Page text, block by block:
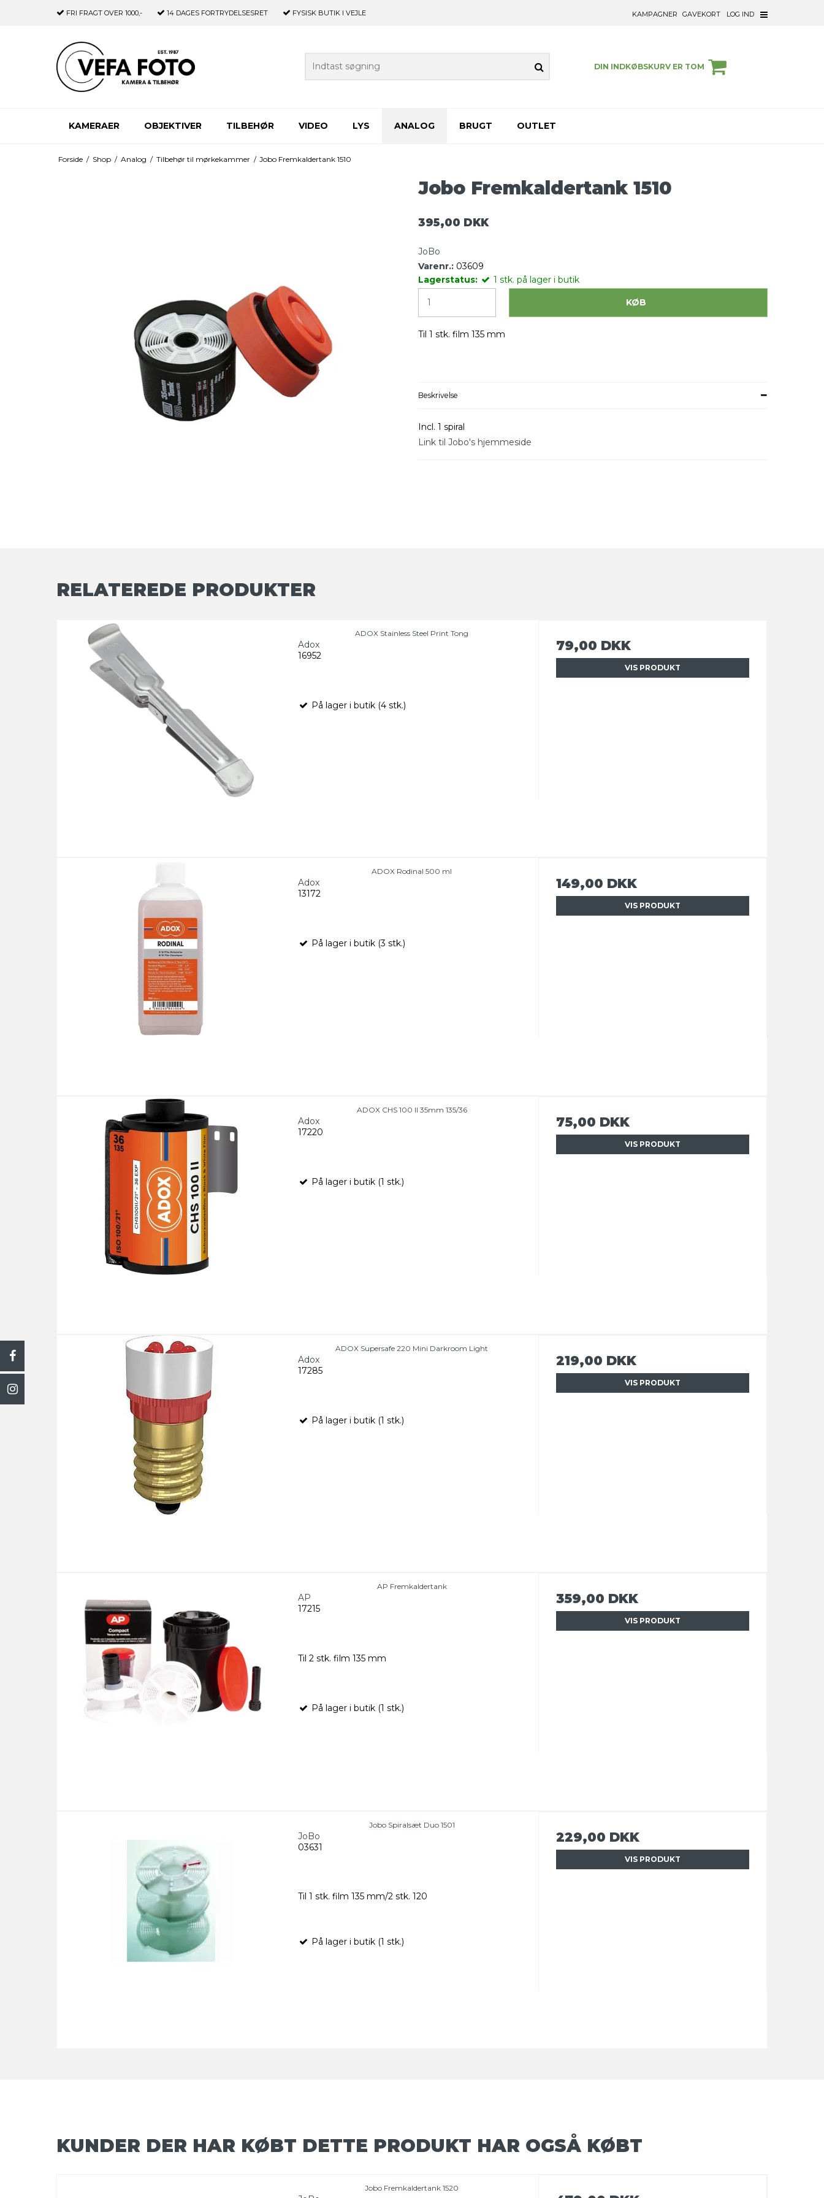
FRI FRAGT OVER 1000,- 14 DAGES FORTRYDELSESRET FYSISK BUTIK I VEJLE KAMPAGNER GAVEKORT LOG IND
DIN INDKØBSKURV ER TOM
KAMERAER OBJEKTIVER TILBEHØR VIDEO LYS ANALOG BRUGT OUTLET
Forside / Shop / Analog / Tilbehør til mørkekammer / Jobo Fremkaldertank 1510
Jobo Fremkaldertank 1510
395,00 DKK
JoBo
Varenr.: 03609
Lagerstatus:
1 stk. på lager i butik
KØB
Til 1 stk. film 135 mm
Beskrivelse
Incl. 1 spiral
Link til Jobo's hjemmeside
RELATEREDE PRODUKTER
ADOX Stainless Steel Print Tong
Adox
16952
På lager i butik (4 stk.)
79,00 DKK
VIS PRODUKT
ADOX Rodinal 500 ml
Adox
13172
På lager i butik (3 stk.)
149,00 DKK
VIS PRODUKT
ADOX CHS 100 II 35mm 135/36
Adox
17220
På lager i butik (1 stk.)
75,00 DKK
VIS PRODUKT
ADOX Supersafe 220 Mini Darkroom Light
Adox
17285
På lager i butik (1 stk.)
219,00 DKK
VIS PRODUKT
AP Fremkaldertank
AP
17215
Til 2 stk. film 135 mm
På lager i butik (1 stk.)
359,00 DKK
VIS PRODUKT
Jobo Spiralsæt Duo 1501
JoBo
03631
Til 1 stk. film 135 mm/2 stk. 120
På lager i butik (1 stk.)
229,00 DKK
VIS PRODUKT
KUNDER DER HAR KØBT DETTE PRODUKT HAR OGSÅ KØBT
Jobo Fremkaldertank 1520